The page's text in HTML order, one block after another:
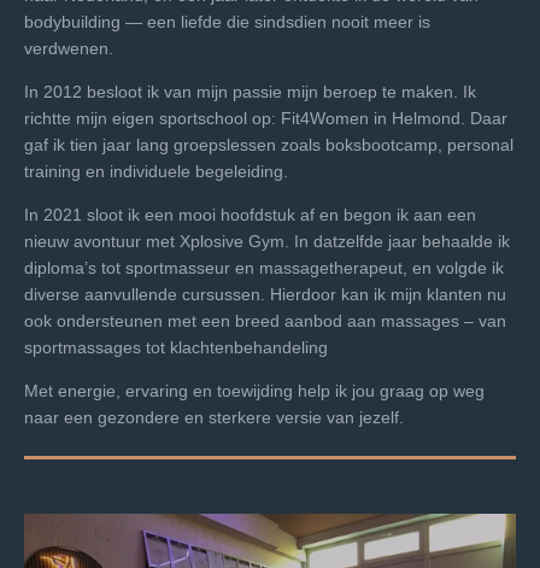
bodybuilding — een liefde die sindsdien nooit meer is
verdwenen.
In 2012 besloot ik van mijn passie mijn beroep te maken. Ik
richtte mijn eigen sportschool op: Fit4Women in Helmond. Daar
gaf ik tien jaar lang groepslessen zoals boksbootcamp, personal
training en individuele begeleiding.
In 2021 sloot ik een mooi hoofdstuk af en begon ik aan een
nieuw avontuur met Xplosive Gym. In datzelfde jaar behaalde ik
diploma’s tot sportmasseur en massagetherapeut, en volgde ik
diverse aanvullende cursussen. Hierdoor kan ik mijn klanten nu
ook ondersteunen met een breed aanbod aan massages – van
sportmassages tot klachtenbehandeling
Met energie, ervaring en toewijding help ik jou graag op weg
naar een gezondere en sterkere versie van jezelf.